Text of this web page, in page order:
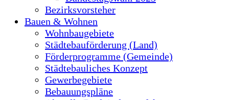
Bezirksvorsteher
Bauen & Wohnen
Wohnbaugebiete
Städtebauförderung (Land)
Förderprogramme (Gemeinde)
Städtebauliches Konzept
Gewerbegebiete
Bebauungspläne